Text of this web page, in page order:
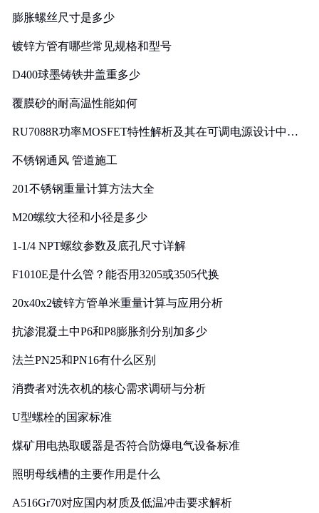
膨胀螺丝尺寸是多少
镀锌方管有哪些常见规格和型号
D400球墨铸铁井盖重多少
覆膜砂的耐高温性能如何
RU7088R功率MOSFET特性解析及其在可调电源设计中的
不锈钢通风 管道施工
201不锈钢重量计算方法大全
M20螺纹大径和小径是多少
1-1/4 NPT螺纹参数及底孔尺寸详解
F1010E是什么管？能否用3205或3505代换
20x40x2镀锌方管单米重量计算与应用分析
抗渗混凝土中P6和P8膨胀剂分别加多少
法兰PN25和PN16有什么区别
消费者对洗衣机的核心需求调研与分析
U型螺栓的国家标准
煤矿用电热取暖器是否符合防爆电气设备标准
照明母线槽的主要作用是什么
A516Gr70对应国内材质及低温冲击要求解析